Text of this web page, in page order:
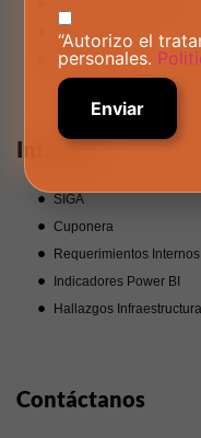
Corporativo
Manual Gráfico
Intranet
SIGA
Cuponera
Requerimientos Internos
Indicadores Power BI
Hallazgos Infraestructura
Contáctanos
“Autorizo el
personales.